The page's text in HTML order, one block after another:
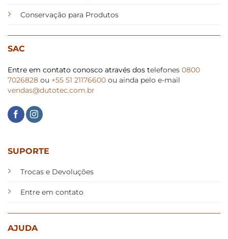
Conservação para Produtos
SAC
Entre em contato conosco através dos telefones 0800
7026828 ou +55 51 21176600 ou ainda pelo e-mail
vendas@dutotec.com.br
SUPORTE
Trocas e Devoluções
Entre em contato
AJUDA